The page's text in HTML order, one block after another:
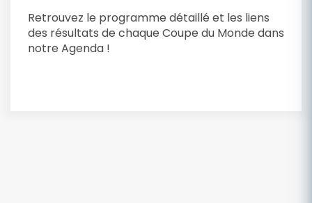
Retrouvez le programme détaillé et les liens
des résultats de chaque Coupe du Monde dans
notre Agenda !